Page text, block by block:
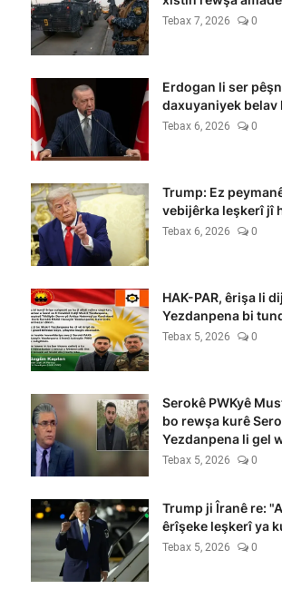
Tebax 7, 2026 0
Erdogan li ser
daxuyaniyek belav
Tebax 6, 2026 0
Trump: Ez
vebijêrka leşkerî jî
Tebax 6, 2026 0
HAK-PAR, êrişa li
Yezdanpena bi
Tebax 5, 2026 0
Serokê PWKyê
bo rewşa kurê
Yezdanpena li gel
Tebax 5, 2026 0
Trump ji Îranê re:
êrîşeke leşkerî ya
Tebax 5, 2026 0